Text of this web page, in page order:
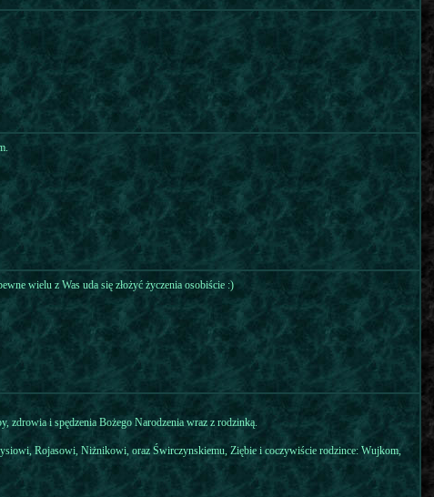
wielu z Was uda się złożyć życzenia osobiście :)
zdrowia i spędzenia Bożego Narodzenia wraz z rodzinką.
Rojasowi, Niżnikowi, oraz Świrczynskiemu, Ziębie i coczywiście rodzince: Wujkom,